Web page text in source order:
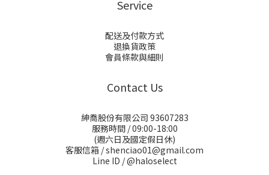
Service
配送及付款方式
退換貨政策
會員條款與細則
Contact Us
紳喬股份有限公司 93607283
服務時間 / 09:00-18:00
(週六日及國定假日休)
客服信箱 / shenciao01@gmail.com
Line ID / @haloselect